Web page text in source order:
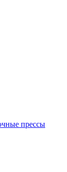
прессы